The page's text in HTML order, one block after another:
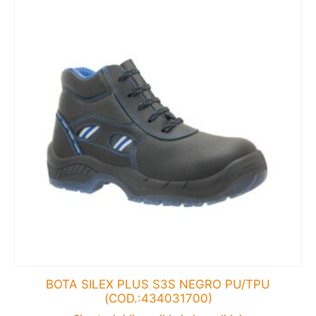
BOTA SILEX PLUS S3S NEGRO PU/TPU
(COD.:434031700)